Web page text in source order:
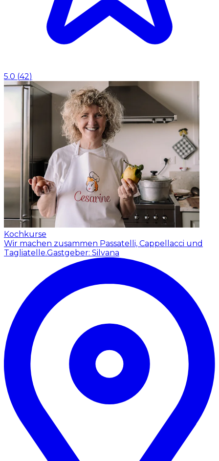
5.0 (42)
Kochkurse
Wir machen zusammen Passatelli, Cappellacci und
Tagliatelle.Gastgeber: Silvana